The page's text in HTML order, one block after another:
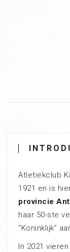
Atletiekclub
1921 en is
provincie
haar 50-ste
“Koninklijk”
In 2021